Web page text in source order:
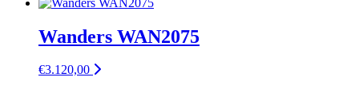
Wanders WAN2075
€3.120,00